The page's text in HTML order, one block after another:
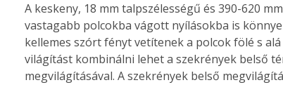
A keskeny, 18 mm talpszélességű és 390-620
vastagabb polcokba vágott nyílásokba is
kellemes szórt fényt vetítenek a polcok fölé s
világítást kombinálni lehet a szekrények belső
megvilágításával. A szekrények belső